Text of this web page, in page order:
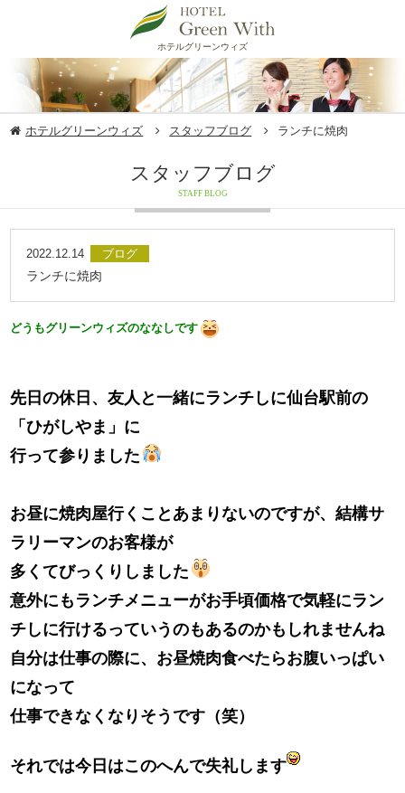
ホテルグリーンウィズ
ホテルグリーンウィズ スタッフブログ ランチに焼肉
スタッフブログ
STAFF BLOG
2022.12.14 ブログ
ランチに焼肉
どうもグリーンウィズのななしです
先日の休日、友人と一緒にランチしに仙台駅前の
「ひがしやま」に
行って参りました
お昼に焼肉屋行くことあまりないのですが、結構サ
ラリーマンのお客様が
多くてびっくりしました
意外にもランチメニューがお手頃価格で気軽にラン
チしに行けるっていうのもあるのかもしれませんね
自分は仕事の際に、お昼焼肉食べたらお腹いっぱい
になって
仕事できなくなりそうです（笑）
それでは今日はこのへんで失礼します